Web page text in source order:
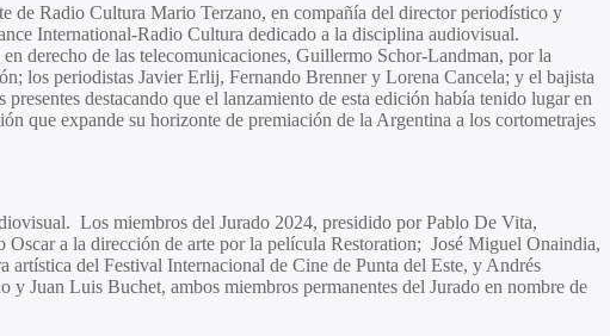
de Radio Cultura Mario Terzano, en compañía del director periodístico y
International-Radio Cultura dedicado a la disciplina audiovisual.
derecho de las telecomunicaciones, Guillermo Schor-Landman, por la
los periodistas Javier Erlij, Fernando Brennery Lorena Cancela; y el bajista
destacando que el lanzamiento de esta edición había tenido lugar en
que expande su horizonte de premiación de la Argentina a los cortometrajes
Los miembros del Jurado 2024, presidido porPablo De Vita,
a la dirección de arte por la película Restoration; José Miguel Onaindia,
artística del Festival Internacional de Cine de Punta del Este, y Andrés
y Juan Luis Buchet, ambos miembros permanentes del Jurado en nombre de